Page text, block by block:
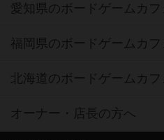
愛知県のボードゲームカフ
福岡県のボードゲームカフ
北海道のボードゲームカフ
オーナー・店長の方へ